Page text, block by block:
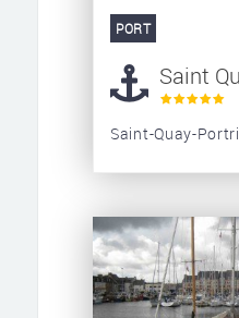
PORT
Saint
Saint-Quay-